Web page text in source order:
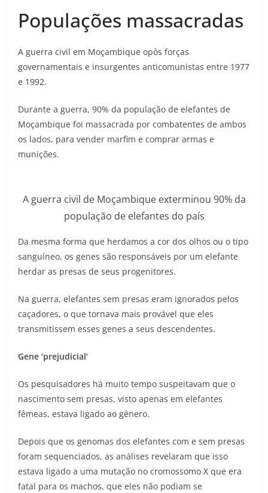
Populações massacradas
A guerra civil em Moçambique opôs forças
governamentais e insurgentes anticomunistas entre 1977
e 1992.
Durante a guerra, 90% da população de elefantes de
Moçambique foi massacrada por combatentes de ambos
os lados, para vender marfim e comprar armas e
munições.
A guerra civil de Moçambique exterminou 90% da
população de elefantes do país
Da mesma forma que herdamos a cor dos olhos ou o tipo
sanguíneo, os genes são responsáveis ​​por um elefante
herdar as presas de seus progenitores.
Na guerra, elefantes sem presas eram ignorados pelos
caçadores, o que tornava mais provável que eles
transmitissem esses genes a seus descendentes.
Gene ‘prejudicial‘
Os pesquisadores há muito tempo suspeitavam que o
nascimento sem presas, visto apenas em elefantes
fêmeas, estava ligado ao gênero.
Depois que os genomas dos elefantes com e sem presas
foram sequenciados, as análises revelaram que isso
estava ligado a uma mutação no cromossomo X que era
fatal para os machos, que eles não podiam se